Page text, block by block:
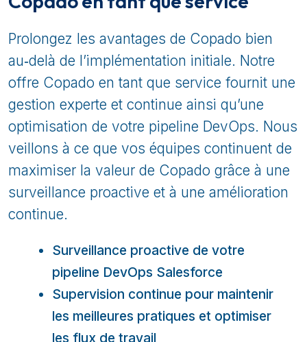
Prolongez les avantages de Copado bien
au‑delà de l’implémentation initiale. Notre
offre Copado en tant que service fournit une
gestion experte et continue ainsi qu’une
optimisation de votre pipeline DevOps. Nous
veillons à ce que vos équipes continuent de
maximiser la valeur de Copado grâce à une
surveillance proactive et à une amélioration
continue.
Surveillance proactive de votre
pipeline DevOps Salesforce
Supervision continue pour maintenir
les meilleures pratiques et optimiser
les flux de travail